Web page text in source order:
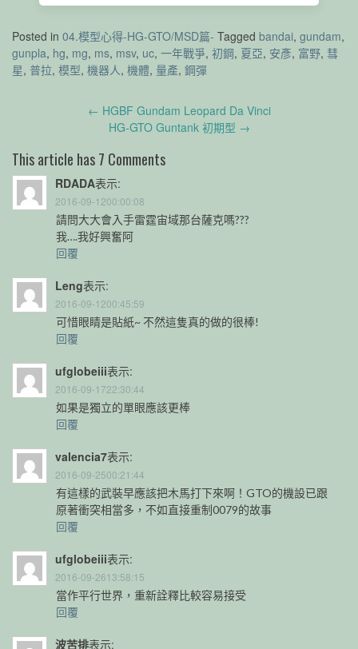
Posted in 04.模型心得-HG-GTO/MSD篇- Tagged bandai, gundam,
gunpla, hg, mg, ms, msv, uc, 一年戰爭, 初鋼, 夏亞, 安彥, 富野, 彗
星, 普拉, 模型, 機器人, 機體, 量產, 鋼彈
← HGBF Gundam Leopard Da Vinci
HG-GTO Guntank 初期型 →
This article has 7 Comments
RDADA表示:
2016-09-1200:00:08
請問大大會入手雷霆宙域那台薩克嗎???
我….我好興奮阿
回覆
Leng表示:
2016-09-1200:45:59
可惜眼睛是貼紙~ 不然這隻真的做的很棒!
回覆
ufglobeiii表示:
2016-09-1722:30:44
如果是獨立的單眼應該更棒
回覆
valencia7表示:
2016-09-2500:21:44
有這樣的武裝早應該把木馬打下來啊！GTO的機設已跟
原著衝突相當多，不如直接重制0079的故事
回覆
ufglobeiii表示:
2016-09-2613:58:15
當作平行世界，重新詮釋比較容易接受
回覆
波苦排表示: